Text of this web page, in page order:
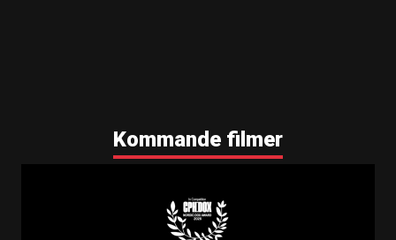
Kommande filmer